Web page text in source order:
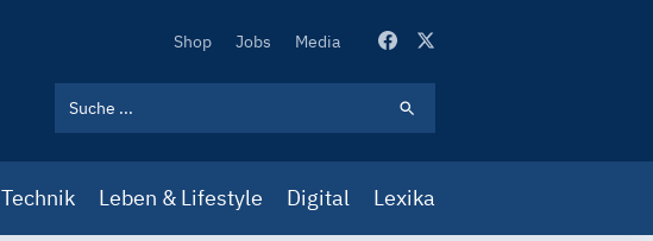
Secondary
Shop Jobs Media
Technik Leben & Lifestyle Digital Lexika